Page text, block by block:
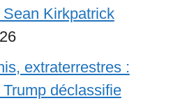
Kirkpatrick
extraterrestres :
déclassifie